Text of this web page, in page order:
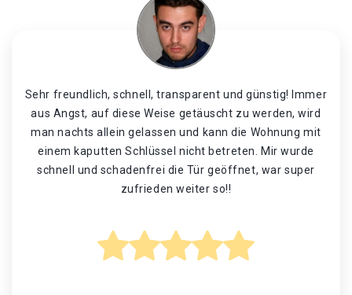
Sehr freundlich, schnell, transparent und günstig! Immer
aus Angst, auf diese Weise getäuscht zu werden, wird
man nachts allein gelassen und kann die Wohnung mit
einem kaputten Schlüssel nicht betreten. Mir wurde
schnell und schadenfrei die Tür geöffnet, war super
zufrieden weiter so!!